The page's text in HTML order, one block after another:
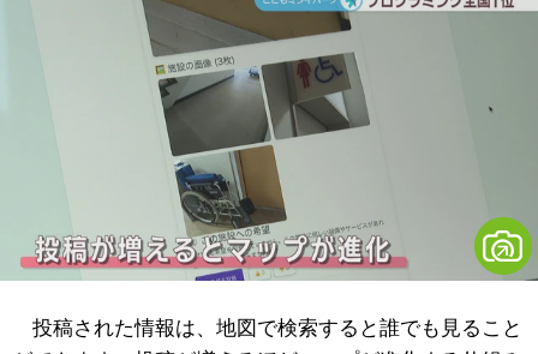
投稿された情報は、地図で検索すると誰でも見ること